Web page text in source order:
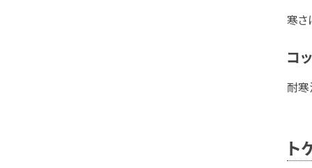
寒さ
コ
耐寒
ト